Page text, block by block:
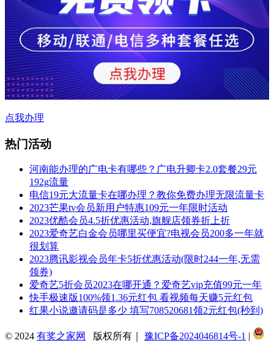
点我办理
热门活动
河南能办理的广电卡有哪些？广电升卿卡2.0套餐29元
192g流量
电信19元大流量卡在哪办理？教你免费办理无限流量卡
2023芒果tv会员新用户特惠109元一年限时活动
2023优酷会员4.5折优惠活动,旗舰店领券折上折
2023爱奇艺白金会员哪里买便宜?电视会员200多一年就
很划算
2023腾讯影视会员年卡5折优惠活动(限时244一年,无需
领券)
爱奇艺5折会员2023在哪开通？爱奇艺vip充值99元一年
快手极速版100%领1.36元红包 看视频每天赚5元红包
红果小说邀请码是多少 填写708520681领2元红包(秒到)
© 2024 有奖之家网 版权所有｜ 豫ICP备2024046814号-1 |